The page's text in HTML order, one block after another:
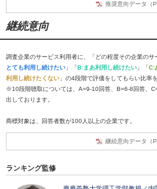
推奨意向データ（
継続意向
調査企業のサービス利用者に、「どの程度その企業の
とても利用し続けたい 」「B:まあ利用し続けたい 」「C:
利用し続けたくない 」の4段階で評価をしてもらい比率
※10段階聴取については、A=9-10回答、B=6-8回答、
出しております。
商標対象は、回答者数が100人以上の企業です。
継続意向データ（
ランキング監修